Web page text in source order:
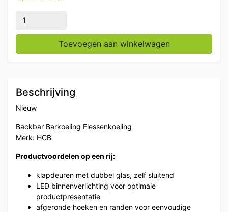
Backbar Barkoeling Glazen klapdeuren 218 liter 90
Toevoegen aan winkelwagen
Beschrijving
Nieuw
Backbar Barkoeling Flessenkoeling
Merk: HCB
Productvoordelen op een rij:
klapdeuren met dubbel glas, zelf sluitend
LED binnenverlichting voor optimale
productpresentatie
afgeronde hoeken en randen voor eenvoudige